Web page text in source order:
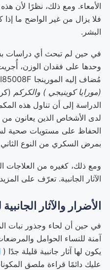
الأمعاء. ومع ذلك، نظرًا لأن
فلا يزال من غير الواضح ما إذا
البشر.
في حين لم تبحث أي دراسات
وحدها على فقدان الوزن،
مُضاف إليه المورينجا LI85008F، وتناولت أيضًا أوراق
(مورايا كوينيجي ) والكركم
الدراسة إلى أن تناول هذه
لدى الأشخاص الذين يعانون
الحفاظ على مستويات صحية
بمرض السكري من النوع
ومع ذلك، كغيره من العلاجات
الآثار الجانبية. تعرّف على
الأضرار والآثار
في حين أن لحاء وجذور نبات
آمنة للنساء الحوامل
يكون لها آثار جانبية قليلة جدًا (
عليك دائمًا قراءة ملصق